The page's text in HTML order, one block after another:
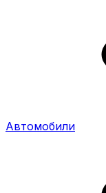
Автомобили